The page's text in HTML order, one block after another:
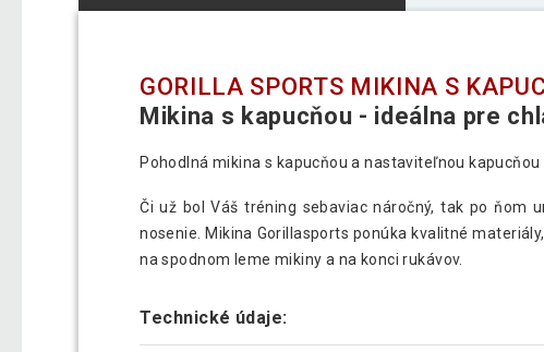
GORILLA SPORTS MIKINA S
Mikina s kapucňou - ideálna pre
Pohodlná mikina s kapucňou a nastaviteľnou kapucňou
Či už bol Váš tréning sebaviac náročný, tak po ňom
nosenie. Mikina Gorillasports ponúka kvalitné
na spodnom leme mikiny a na konci rukávov.
Technické údaje: